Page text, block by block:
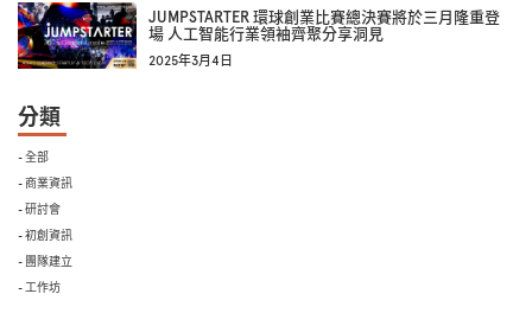
JUMPSTARTER 環球創業比賽總決賽將於三月隆重登
場 人工智能行業領袖齊聚分享洞見
2025年3月4日
分類
- 全部
- 商業資訊
- 研討會
- 初創資訊
- 團隊建立
- 工作坊